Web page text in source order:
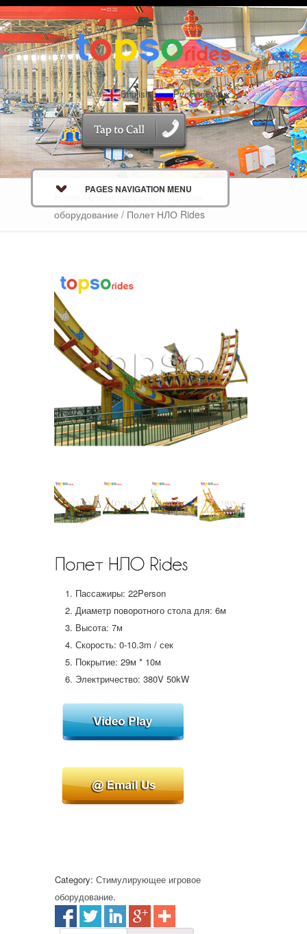
English Русский язык
PAGES NAVIGATION MENU
оборудование / Полет НЛО Rides
Пассажиры: 22Person
Диаметр поворотного стола для: 6м
Высота: 7м
Скорость: 0-10.3m / сек
Покрытие: 29м * 10м
Электричество: 380V 50kW
Category: Стимулирующее игровое
оборудование.